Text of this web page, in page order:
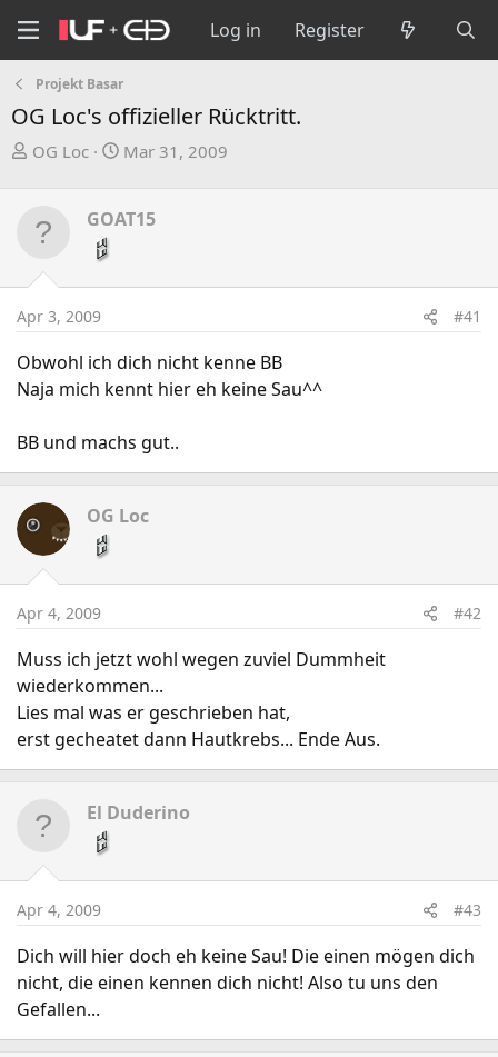
Log in Register
Projekt Basar
OG Loc's offizieller Rücktritt.
T
e
d
t
r
t
r
OG Loc
S
r
Mar 31, 2009
GOAT15
Apr 3, 2009 #41
Obwohl ich dich nicht kenne BB
Naja mich kennt hier eh keine Sau^^
BB und machs gut..
OG Loc
Apr 4, 2009 #42
Muss ich jetzt wohl wegen zuviel Dummheit
wiederkommen...
Lies mal was er geschrieben hat,
erst gecheatet dann Hautkrebs... Ende Aus.
El Duderino
Apr 4, 2009 #43
Dich will hier doch eh keine Sau! Die einen mögen dich
nicht, die einen kennen dich nicht! Also tu uns den
Gefallen...